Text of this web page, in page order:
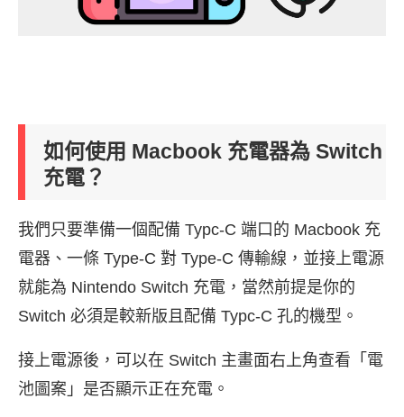
如何使用 Macbook 充電器為 Switch
充電？
我們只要準備一個配備 Typc-C 端口的 Macbook 充
電器、一條 Type-C 對 Type-C 傳輸線，並接上電源
就能為 Nintendo Switch 充電，當然前提是你的
Switch 必須是較新版且配備 Typc-C 孔的機型。
接上電源後，可以在 Switch 主畫面右上角查看「電
池圖案」是否顯示正在充電。